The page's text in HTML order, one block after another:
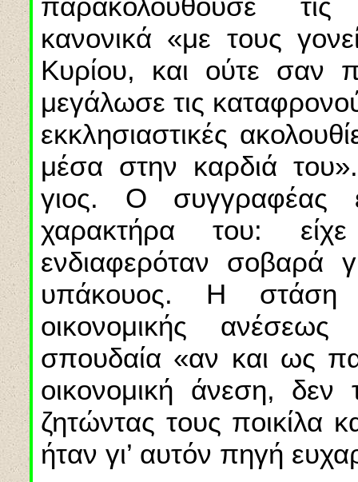
κανονικά «με τους
Κυρίου, και ούτε σαν
μεγάλωσε τις
εκκλησιαστικές
μέσα στην καρδιά
γιος. Ο συγγραφέας
χαρακτήρα του:
ενδιαφερόταν σοβαρά
υπάκουος. Η στάση
οικονομικής
σπουδαία «αν και ως
οικονομική άνεση, δεν
ζητώντας τους ποικίλα
ήταν γι’ αυτόν πηγή